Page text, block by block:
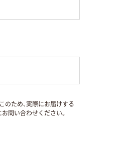
のため、実際にお届けする
問い合わせください。